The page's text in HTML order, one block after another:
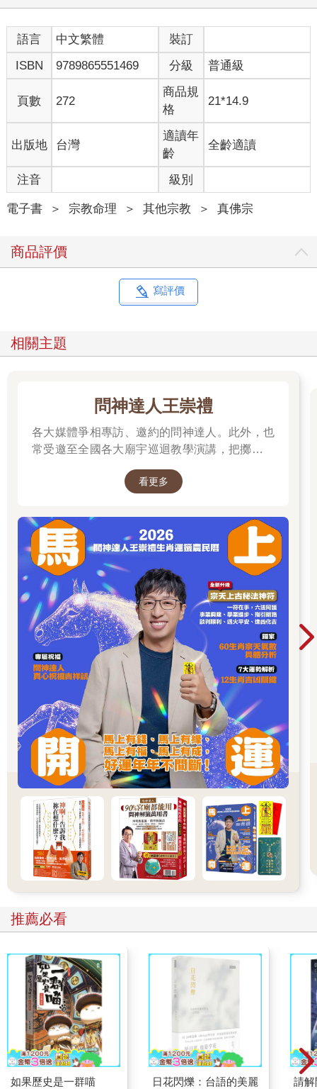
因此，
致力於保存各派傳承法教，無門戶之見。
●
慈 濟。
中台山。
這是台灣的四大教派。
有此一說，在佛光山，你不可說慈濟的好；在慈濟，你不可說佛
我個人主張：
「不分教派。」
了鳴和尚(紅教)。
我根本不分教派。
我說法時，經常會提及：
孔子。
穆聖。
佛陀。
我為什麼會這樣子說法？因為我已「見道」，見道是平等的。
佛滅後百餘年，佛教僧團分裂為「上座部」、「大眾部」。史稱
「根本分裂」。
後再分「上座十部」、「大眾八部」史稱「枝末分裂」。
上座十部：
說一切有部、犢子部、法上部、賢冑部、正量部、密林山部、化
地部、法藏部、飲光部、經量部。
大眾八部：
一說部、說出世部、雞胤部、多聞部、說假部、制多山部、西山
住部、北山住部。
我告訴大家：
所謂「真佛宗」，就不是「真佛宗」，根本沒有「真佛宗」。
在我眼中，也沒有「蓮生活佛‧盧勝彥」。
這些，只是名詞。
暫時的象徵。(其實是沒有的)
002 我早已死了
我讀「大同國小」時。
有一位很好很好的同學。
他的名字叫「黃金雄」。
我們全家人，給他取一個綽號，就叫「圓臉」。
他因病逝世。
我回台灣時，在高雄中學禮堂說法時，第一次聽到他的死訊。
我說不出話來。
默哀久久。
我讀「高雄高工」時。
語言 中文繁體
裝訂
ISBN
9789865551469 分級 普通級
頁數 272
商品規
格
21*14.9
出版地 台灣
適讀年
齡
全齡適讀
注音 級別
電子書 ＞ 宗教命理 ＞ 其他宗教 ＞ 真佛宗
商品評價
寫評價
相關主題
問神達人王崇禮
各大媒體爭相專訪、邀約的問神達人。此外，也
常受邀至全國各大廟宇巡迴教學演講，把擲筊、
看更多
推薦必看
如果歷史是一群喵
日花閃爍：台語的美麗
請解